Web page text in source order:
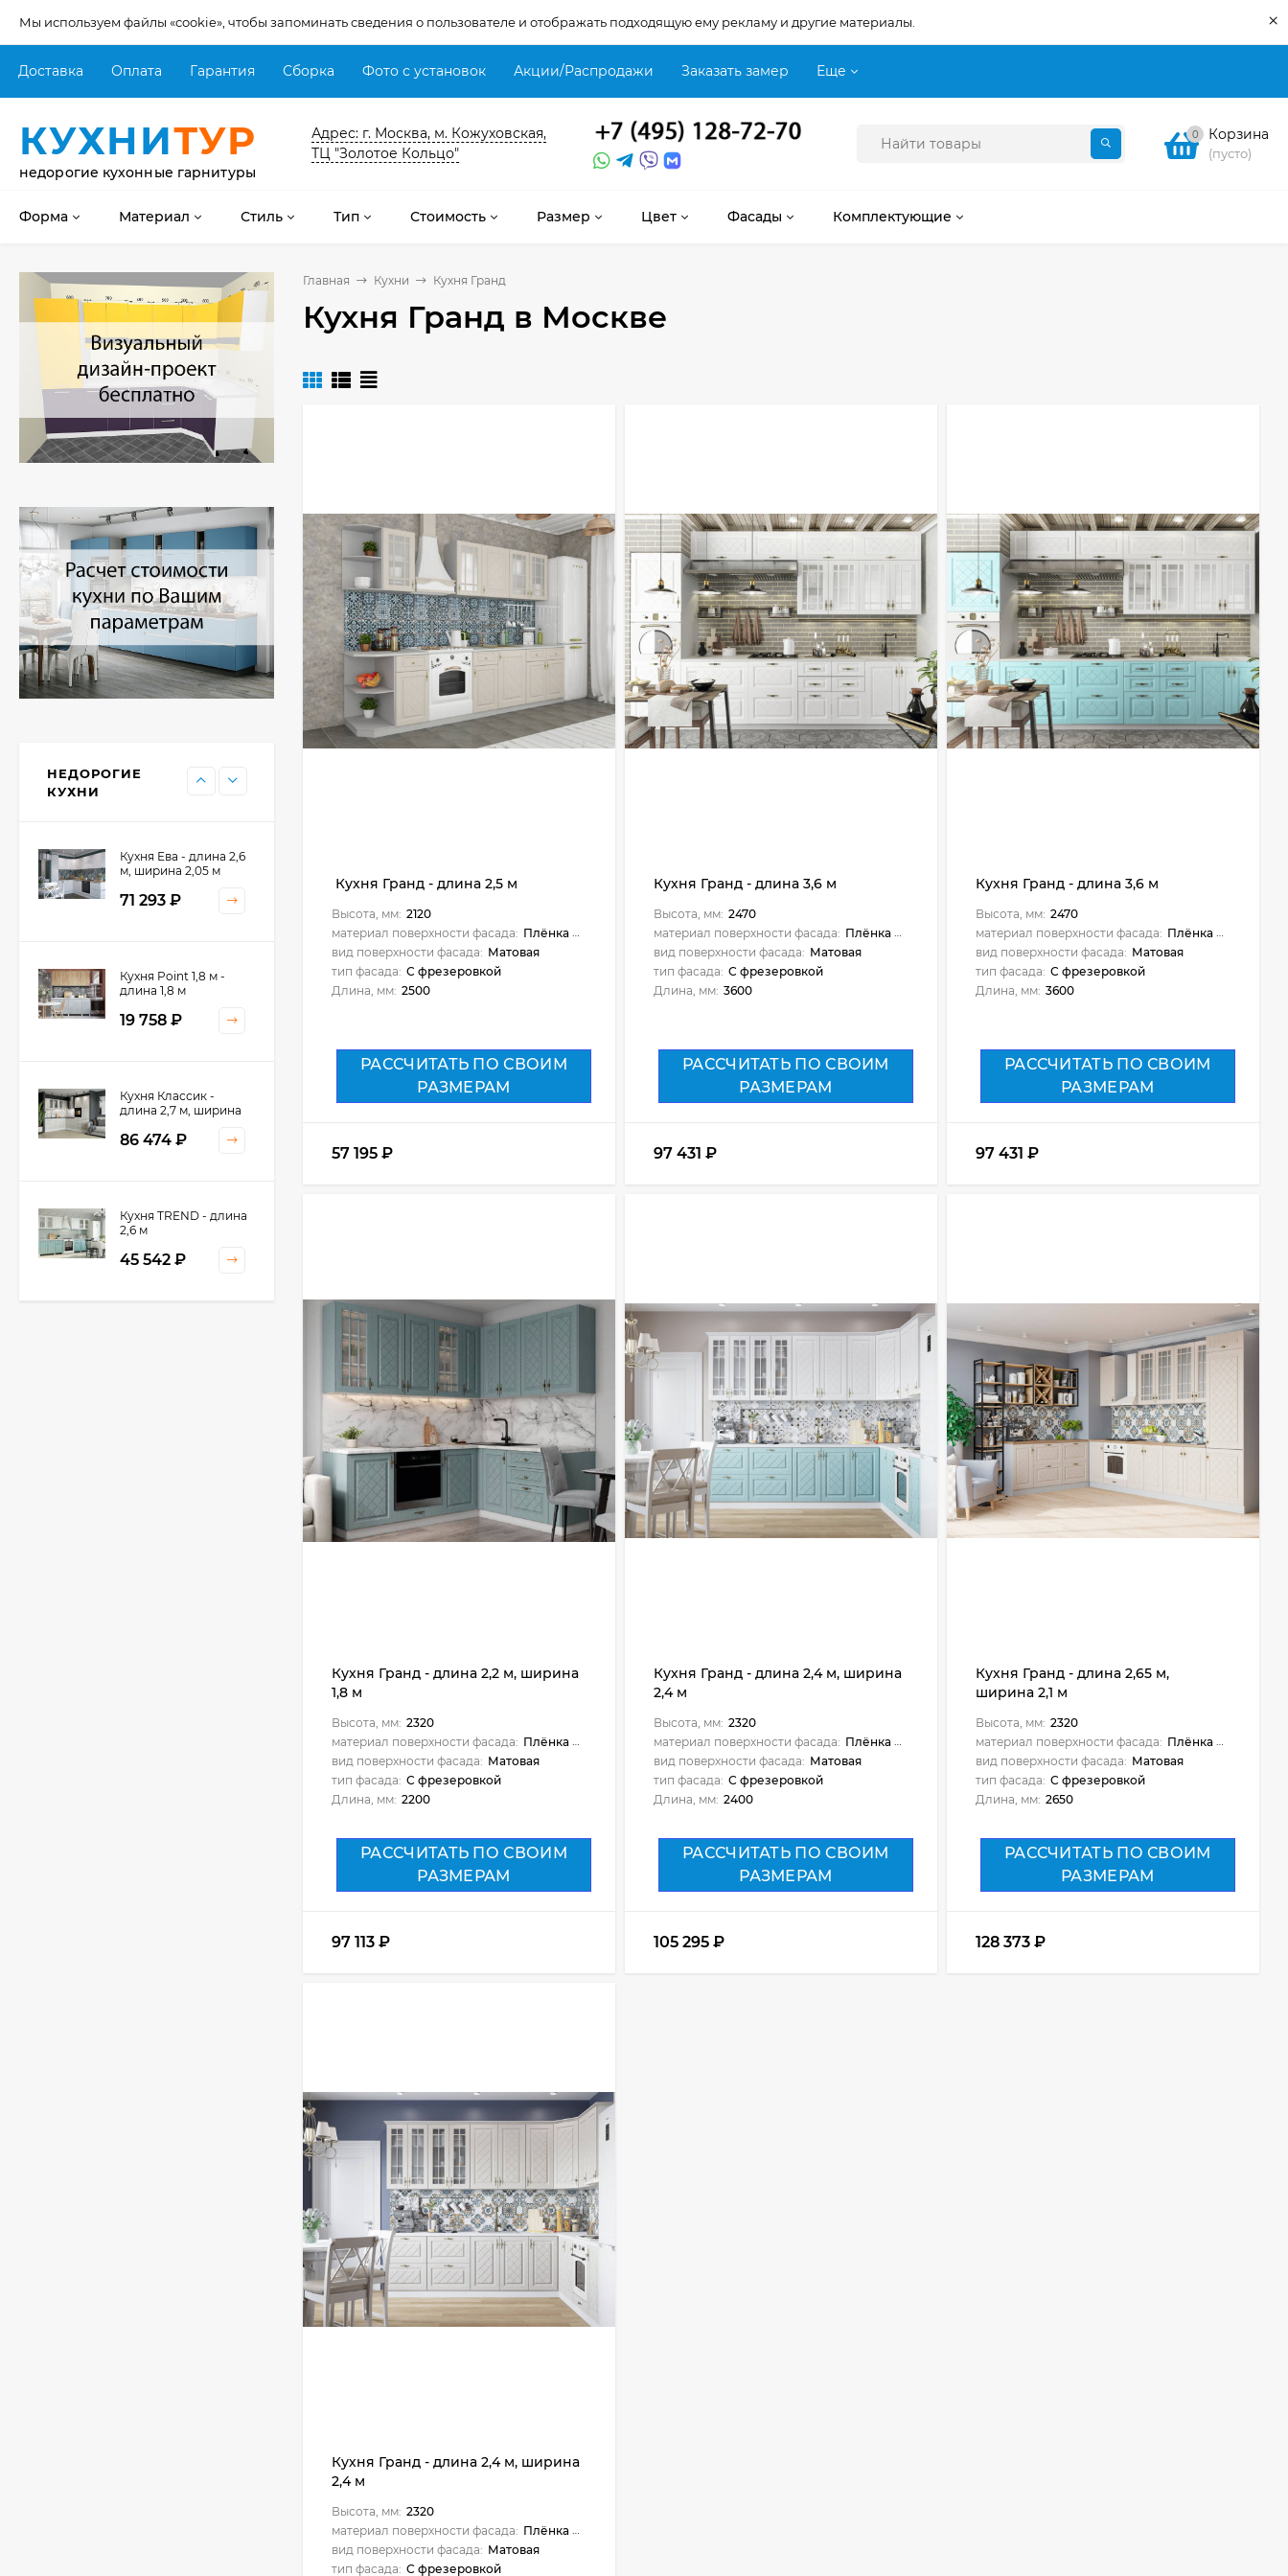
Мы используем файлы «cookie», чтобы запоминать сведения о пользователе и отображать подходящую ему рекламу и другие материалы. ×
Доставка Оплата Гарантия Сборка Фото с установок Акции/Распродажи Заказать замер Еще
КУХНИТУР
недорогие кухонные гарнитуры
Адрес: г. Москва, м. Кожуховская,
ТЦ "Золотое Кольцо"
0 Корзина
(пусто)
Форма Материал Стиль Тип Стоимость Размер Цвет Фасады Комплектующие
Главная Кухни Кухня Гранд
Кухня Гранд в Москве
Кухня Гранд - длина 2,5 м
Высота, мм: 2120
материал поверхности фасада: Плёнка ПВХ
вид поверхности фасада: Матовая
тип фасада: С фрезеровкой
Длина, мм: 2500
РАССЧИТАТЬ ПО СВОИМ
РАЗМЕРАМ
57 195 ₽
Кухня Гранд - длина 3,6 м
Высота, мм: 2470
материал поверхности фасада: Плёнка ПВХ
вид поверхности фасада: Матовая
тип фасада: С фрезеровкой
Длина, мм: 3600
РАССЧИТАТЬ ПО СВОИМ
РАЗМЕРАМ
97 431 ₽
Кухня Гранд - длина 3,6 м
Высота, мм: 2470
материал поверхности фасада: Плёнка ПВХ
вид поверхности фасада: Матовая
тип фасада: С фрезеровкой
Длина, мм: 3600
РАССЧИТАТЬ ПО СВОИМ
РАЗМЕРАМ
97 431 ₽
Кухня Гранд - длина 2,2 м, ширина
1,8 м
Высота, мм: 2320
материал поверхности фасада: Плёнка ПВХ
вид поверхности фасада: Матовая
тип фасада: С фрезеровкой
Длина, мм: 2200
РАССЧИТАТЬ ПО СВОИМ
РАЗМЕРАМ
97 113 ₽
Кухня Гранд - длина 2,4 м, ширина
2,4 м
Высота, мм: 2320
материал поверхности фасада: Плёнка ПВХ
вид поверхности фасада: Матовая
тип фасада: С фрезеровкой
Длина, мм: 2400
РАССЧИТАТЬ ПО СВОИМ
РАЗМЕРАМ
105 295 ₽
Кухня Гранд - длина 2,65 м,
ширина 2,1 м
Высота, мм: 2320
материал поверхности фасада: Плёнка ПВХ
вид поверхности фасада: Матовая
тип фасада: С фрезеровкой
Длина, мм: 2650
РАССЧИТАТЬ ПО СВОИМ
РАЗМЕРАМ
128 373 ₽
Кухня Гранд - длина 2,4 м, ширина
2,4 м
Высота, мм: 2320
материал поверхности фасада: Плёнка ПВХ
вид поверхности фасада: Матовая
тип фасада: С фрезеровкой
НЕДОРОГИЕ
КУХНИ
Кухня Мишель -
длина 4,2 м
69 303₽
длина 2,4 м, ширина
1,2 м
44 091
Кухня Point 1,2 м -
длина 1,2 м
13 655₽
11 476
Кухня Ева - длина 2,6
м, ширина 2,05 м
71 293 ₽
Кухня Point 1,8 м -
длина 1,8 м
19 758 ₽
Кухня Классик -
длина 2,7 м, ширина
86 474 ₽
Кухня TREND - длина
2,6 м
45 542 ₽